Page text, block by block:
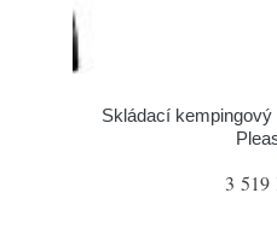
Skládací kempingový
3 519